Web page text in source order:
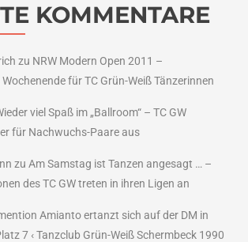
KOMMENTARE
zu NRW Modern Open 2011 –
für TC Grün-Weiß Tänzerinnen
viel Spaß im „Ballroom“ – TC GW
für Nachwuchs-Paare aus
zu Am Samstag ist Tanzen angesagt … –
des TC GW treten in ihren Ligen an
Amianto ertanzt sich auf der DM in
7 ‹ Tanzclub Grün-Weiß Schermbeck 1990